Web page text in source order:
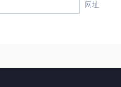
网址